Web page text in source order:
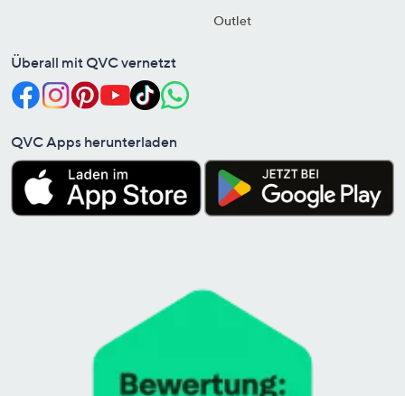
Outlet
Überall mit QVC vernetzt
QVC Apps herunterladen